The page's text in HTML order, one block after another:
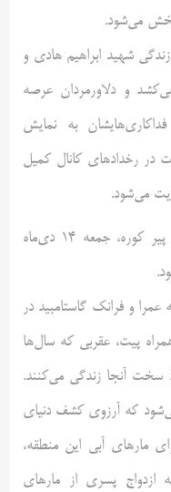
شهید ابراهیم هادی و
و دلاورمردان عرصه
به نمایش
در رخدادهای کانال کمیل
می‌شود.
انیمیشن سینمایی «صحرا» به کارگردانی پیر کوره، جمعه 14 دی‌ماه
عمرا و فرانک گاستامبید در
پیت، عقربی که سال‌ها
سخت آنجا زندگی می‌کنند.
می‌شود که آرزوی کشف دنیای
مارهای آبی این منطقه،
ازدواج پسری از مارهای